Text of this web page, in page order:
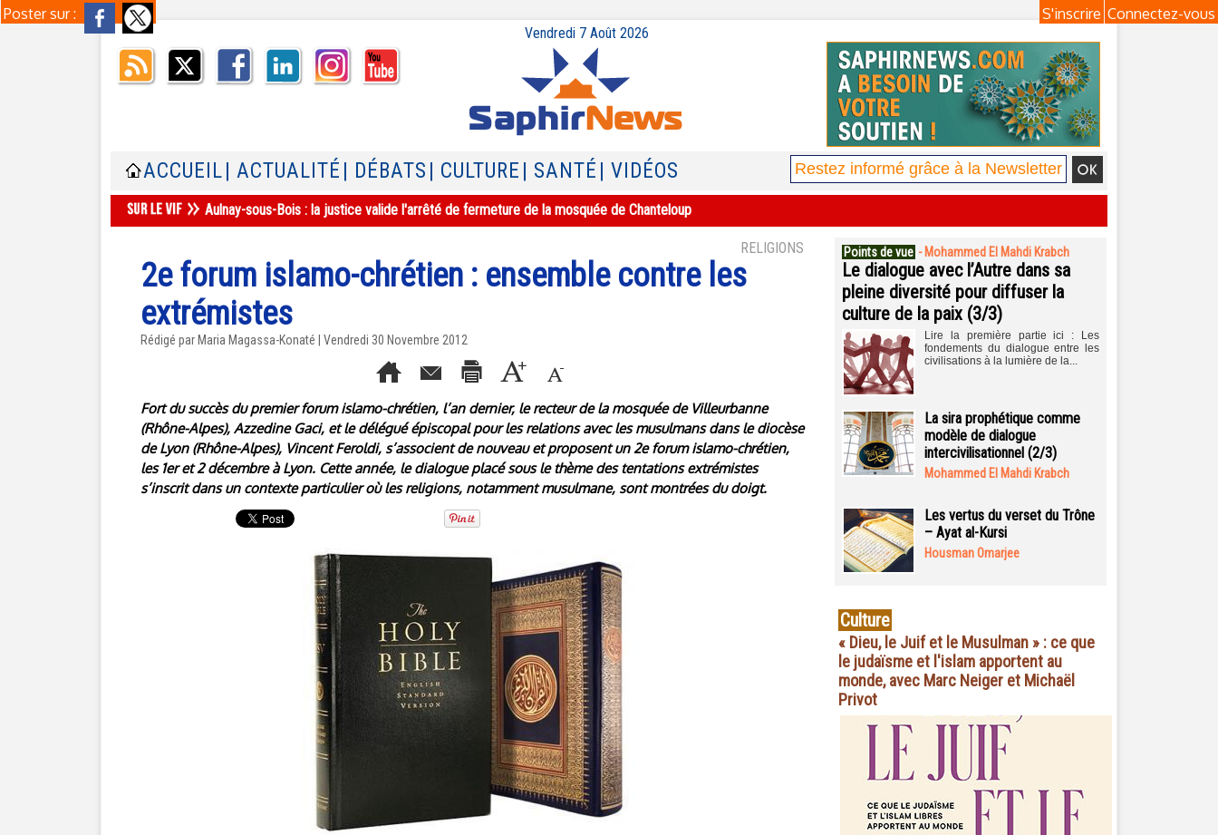
Poster sur : Connectez-vous
S'inscrire
Vendredi 7 Août 2026
ACCUEIL | ACTUALITÉ | DÉBATS | CULTURE | SANTÉ | VIDÉOS
Aulnay-sous-Bois : la justice valide l'arrêté de fermeture de la mosquée de Chanteloup
RELIGIONS
2e forum islamo-chrétien : ensemble contre les
extrémistes
Rédigé par Maria Magassa-Konaté | Vendredi 30 Novembre 2012
Fort du succès du premier forum islamo-chrétien, l’an dernier, le recteur de la mosquée de Villeurbanne
(Rhône-Alpes), Azzedine Gaci, et le délégué épiscopal pour les relations avec les musulmans dans le diocèse
de Lyon (Rhône-Alpes), Vincent Feroldi, s’associent de nouveau et proposent un 2e forum islamo-chrétien,
les 1er et 2 décembre à Lyon. Cette année, le dialogue placé sous le thème des tentations extrémistes
s’inscrit dans un contexte particulier où les religions, notamment musulmane, sont montrées du doigt.
Points de vue - Mohammed El Mahdi Krabch
Le dialogue avec l’Autre dans sa
pleine diversité pour diffuser la
culture de la paix (3/3)
Lire la première partie ici : Les
fondements du dialogue entre les
civilisations à la lumière de la...
La sira prophétique comme
modèle de dialogue
intercivilisationnel (2/3)
Mohammed El Mahdi Krabch
Les vertus du verset du Trône
– Ayat al-Kursi
Housman Omarjee
Culture
« Dieu, le Juif et le Musulman » : ce que
le judaïsme et l'islam apportent au
monde, avec Marc Neiger et Michaël
Privot